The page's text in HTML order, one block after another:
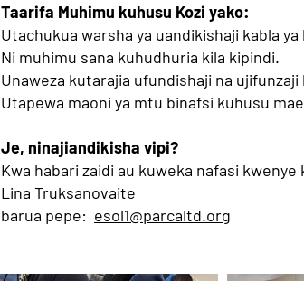
Taarifa Muhimu kuhusu Kozi yako:
Utachukua warsha ya uandikishaji kabla ya
Ni muhimu sana kuhudhuria kila kipindi.
Unaweza kutarajia ufundishaji na
Utapewa maoni ya mtu binafsi kuhusu
Je, ninajiandikisha vipi?
Kwa habari zaidi au kuweka nafasi
Lina Truksanovaite
barua pepe: esol1@parcaltd.org